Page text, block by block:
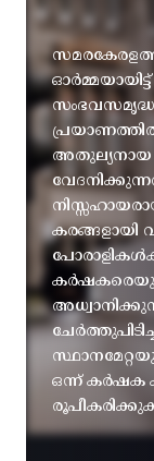
അതുല്യനായ
ഒന്ന് കർഷക